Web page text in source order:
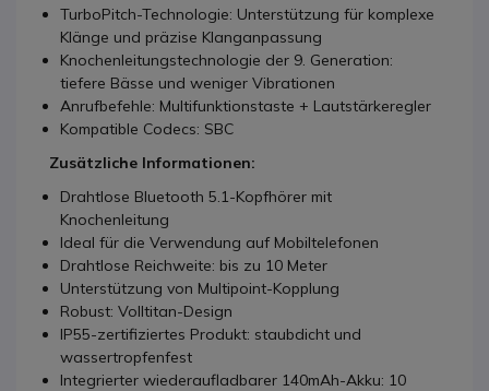
TurboPitch-Technologie: Unterstützung für komplexe
Klänge und präzise Klanganpassung
Knochenleitungstechnologie der 9. Generation:
tiefere Bässe und weniger Vibrationen
Anrufbefehle: Multifunktionstaste + Lautstärkeregler
Kompatible Codecs: SBC
Zusätzliche Informationen:
Drahtlose Bluetooth 5.1-Kopfhörer mit
Knochenleitung
Ideal für die Verwendung auf Mobiltelefonen
Drahtlose Reichweite: bis zu 10 Meter
Unterstützung von Multipoint-Kopplung
Robust: Volltitan-Design
IP55-zertifiziertes Produkt: staubdicht und
wassertropfenfest
Integrierter wiederaufladbarer 140mAh-Akku: 10